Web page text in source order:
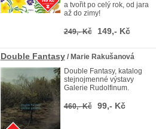
a tvořit po celý rok, od jara
až do zimy!
249,- Kč 149,- Kč
Double Fantasy/ Marie Rakušanová
Double Fantasy, katalog
stejnojmenné výstavy
Galerie Rudolfinum.
460,- Kč 99,- Kč